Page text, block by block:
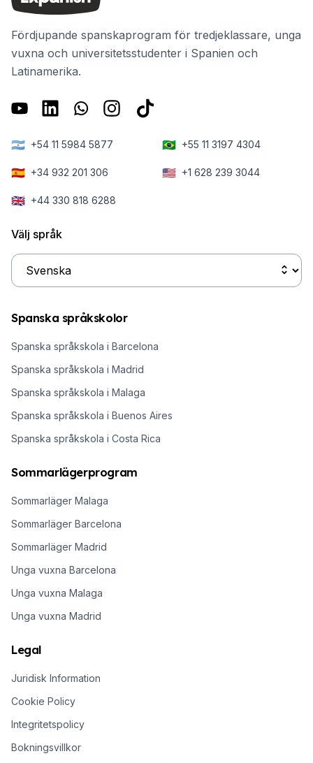
Fördjupande spanskaprogram för tredjeklassare, unga
vuxna och universitetsstudenter i Spanien och
Latinamerika.
🇦🇷 +54 11 5984 5877 🇧🇷 +55 11 3197 4304
🇪🇸 +34 932 201 306 🇺🇸 +1 628 239 3044
🇬🇧 +44 330 818 6288
Välj språk
Spanska språkskolor
Spanska språkskola i Barcelona
Spanska språkskola i Madrid
Spanska språkskola i Malaga
Spanska språkskola i Buenos Aires
Spanska språkskola i Costa Rica
Sommarlägerprogram
Sommarläger Malaga
Sommarläger Barcelona
Sommarläger Madrid
Unga vuxna Barcelona
Unga vuxna Malaga
Unga vuxna Madrid
Legal
Juridisk Information
Cookie Policy
Integritetspolicy
Bokningsvillkor